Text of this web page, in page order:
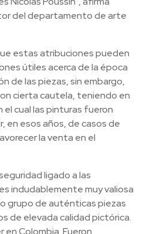
del departamento de arte
estas atribuciones pueden
útiles acerca de la época
de las piezas, sin embargo,
cierta cautela, teniendo en
cual las pinturas fueron
en esos años, de casos de
la venta en el
ligado a las
indudablemente muy valiosa
grupo de auténticas piezas
de elevada calidad pictórica.
en Colombia. Fueron